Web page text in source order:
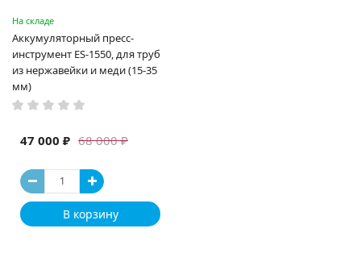
На складе
Аккумуляторный пресс-
инструмент ES-1550, для труб
из нержавейки и меди (15-35
мм)
68 000 ₽
47 000 ₽
В корзину